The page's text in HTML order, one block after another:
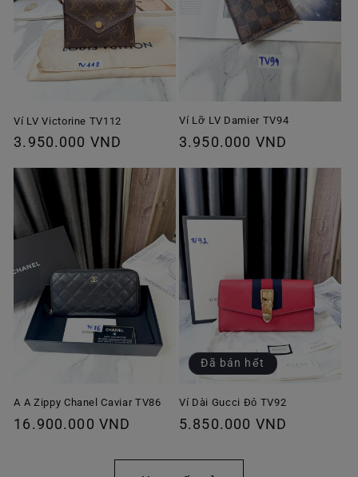
Ví LV Victorine TV112
Giá
thường
3.950.000 VND
Ví Lỡ LV Damier TV94
Giá
thường
3.950.000 VND
A A Zippy Chanel Caviar TV86
Giá
16.900.000 VND
Đã bán hết
Ví Dài Gucci Đỏ TV92
Giá
thường
5.850.000 VND